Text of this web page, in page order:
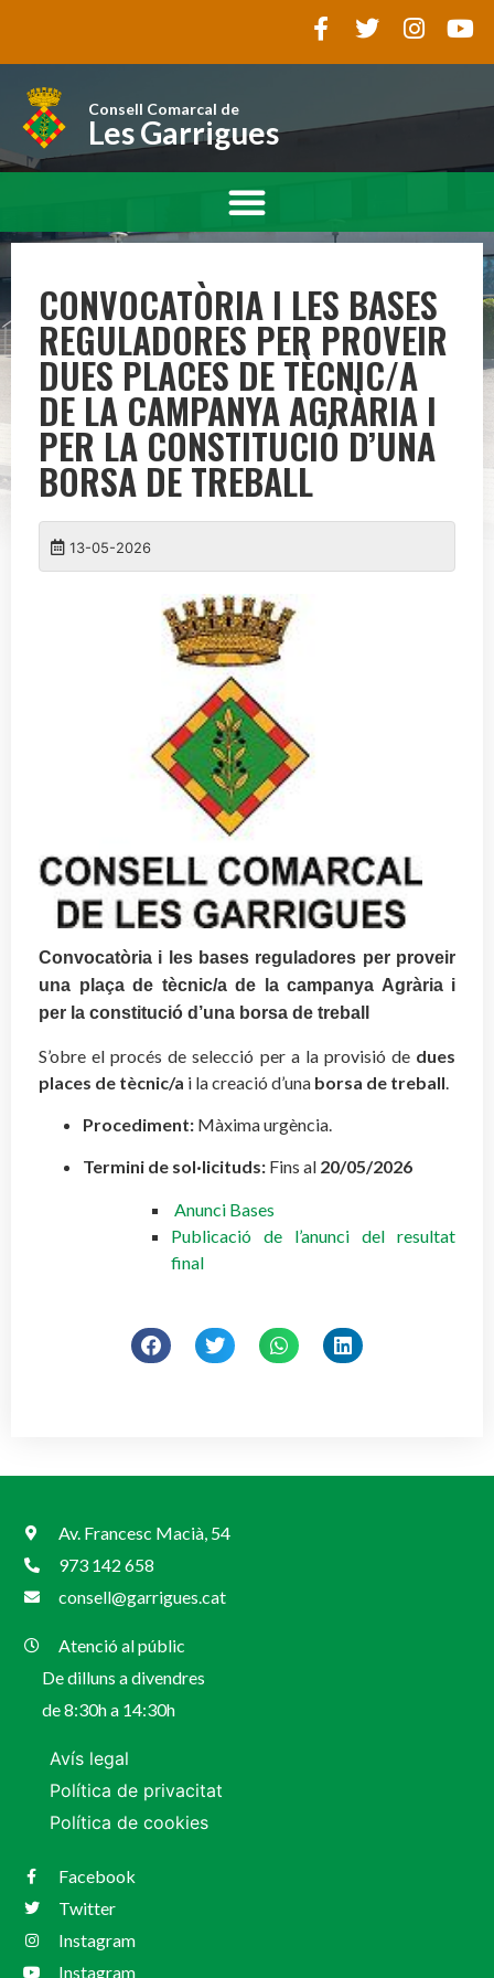
Consell Comarcal de
Les Garrigues
CONVOCATÒRIA I LES BASES
REGULADORES PER PROVEIR
DUES PLACES DE TÈCNIC/A
DE LA CAMPANYA AGRÀRIA I
PER LA CONSTITUCIÓ D’UNA
BORSA DE TREBALL
13-05-2026
Convocatòria i les bases reguladores per proveir
una plaça de tècnic/a de la campanya Agrària i
per la constitució d’una borsa de treball
S’obre el procés de selecció per a la provisió de dues
places de tècnic/a i la creació d’una borsa de treball
Procediment: Màxima urgència.
Termini de sol·licituds: Fins al 20/05/2026
Anunci Bases
Publicació de l’anunci del resultat
final
Av. Francesc Macià, 54
973 142 658
consell@garrigues.cat
Atenció al públic
De dilluns a divendres
de 8:30h a 14:30h
Avís legal
Política de privacitat
Política de cookies
Facebook
Twitter
Instagram
Instagram